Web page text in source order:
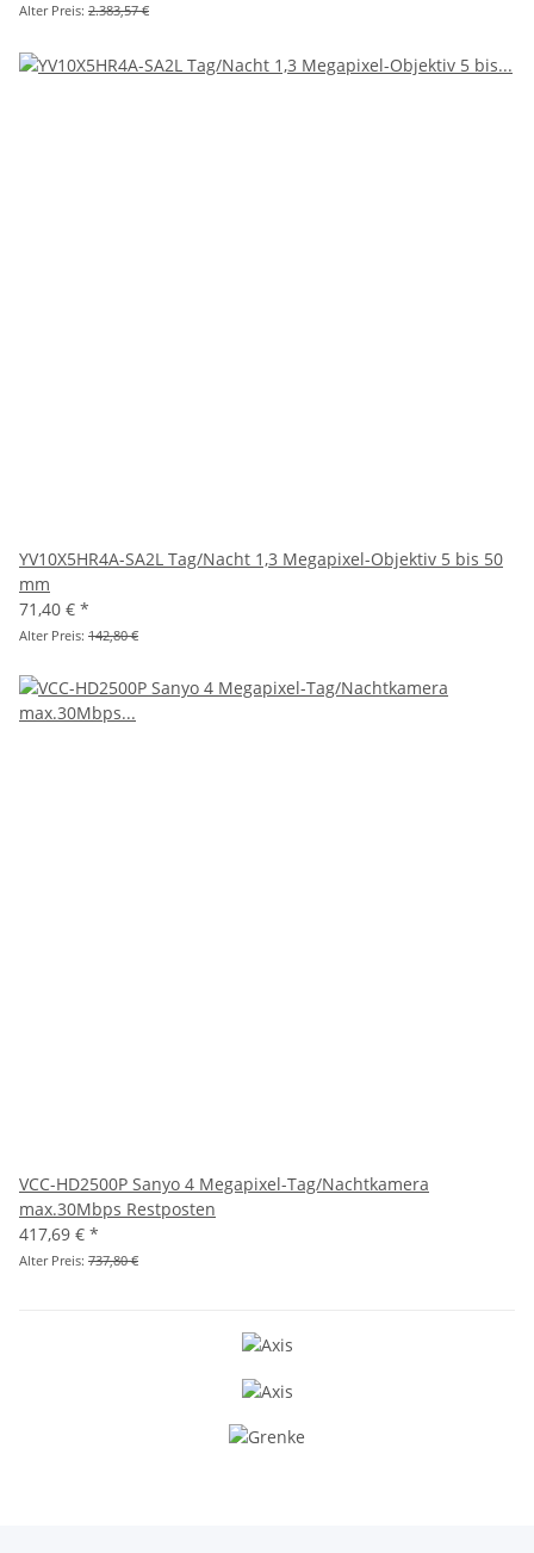
Alter Preis: 2.383,57 €
YV10X5HR4A-SA2L Tag/Nacht 1,3 Megapixel-Objektiv 5 bis 50
mm
71,40 € *
Alter Preis: 142,80 €
VCC-HD2500P Sanyo 4 Megapixel-Tag/Nachtkamera
max.30Mbps Restposten
417,69 € *
Alter Preis: 737,80 €